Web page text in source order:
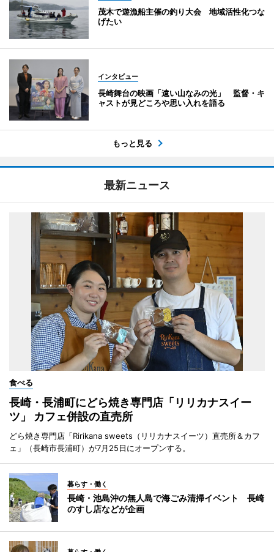
茂木で遊漁船主催の釣り大会 地域活性化つな
げたい
インタビュー
長崎舞台の映画「遠い山なみの光」 監督・キ
ャストが見どころや思い入れを語る
もっと見る
最新ニュース
食べる
長崎・長浦町にどら焼き専門店「リリカナスイー
ツ」 カフェ併設の直売所
どら焼き専門店「Ririkana sweets（リリカナスイーツ）直売所＆カフ
ェ」（長崎市長浦町）が7月25日にオープンする。
暮らす・働く
長崎・池島沖の無人島で海ごみ清掃イベント 長崎
のすし店などが企画